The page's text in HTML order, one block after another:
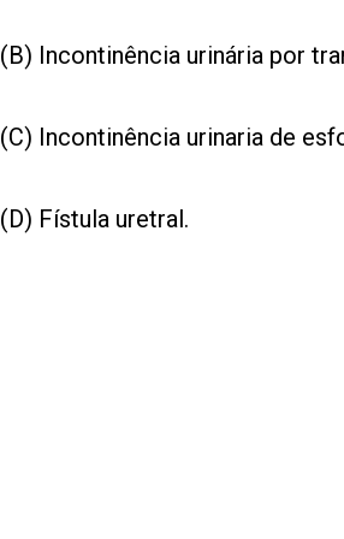
(B) Incontinência urinária por
(C) Incontinência urinaria de
(D) Fístula uretral.